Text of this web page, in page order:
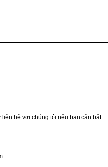
hệ với chúng tôi nếu bạn cần bất